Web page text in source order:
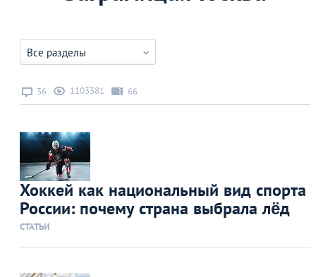
Все разделы
36 1103381 66
Хоккей как национальный вид спорта
России: почему страна выбрала лёд
СТАТЬИ